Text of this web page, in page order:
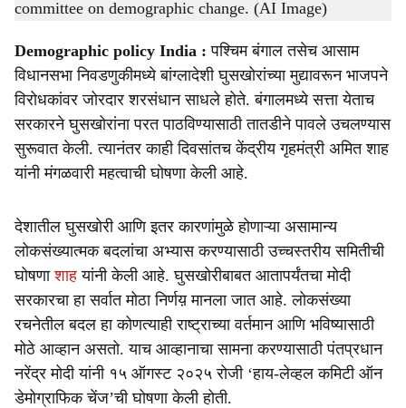
r
e
-Sarkarnama
Demographic policy India : पश्चिम बंगाल तसेच आसाम
विधानसभा निवडणुकीमध्ये बांग्लादेशी घुसखोरांच्या मुद्यावरून भाजपने
विरोधकांवर जोरदार शरसंधान साधले होते. बंगालमध्ये सत्ता येताच
सरकारने घुसखोरांना परत पाठविण्यासाठी तातडीने पावले उचलण्यास
सुरूवात केली. त्यानंतर काही दिवसांतच केंद्रीय गृहमंत्री अमित शाह
यांनी मंगळवारी महत्वाची घोषणा केली आहे.
देशातील घुसखोरी आणि इतर कारणांमुळे होणाऱ्या असामान्य
लोकसंख्यात्मक बदलांचा अभ्यास करण्यासाठी उच्चस्तरीय समितीची
घोषणाशाह यांनी केली आहे. घुसखोरीबाबत आतापर्यंतचा मोदी
सरकारचा हा सर्वात मोठा निर्णय़ मानला जात आहे. लोकसंख्या
रचनेतील बदल हा कोणत्याही राष्ट्राच्या वर्तमान आणि भविष्यासाठी
मोठे आव्हान असतो. याच आव्हानाचा सामना करण्यासाठी पंतप्रधान
नरेंद्र मोदी यांनी १५ ऑगस्ट २०२५ रोजी ‘हाय-लेव्हल कमिटी ऑन
डेमोग्राफिक चेंज’ची घोषणा केली होती.